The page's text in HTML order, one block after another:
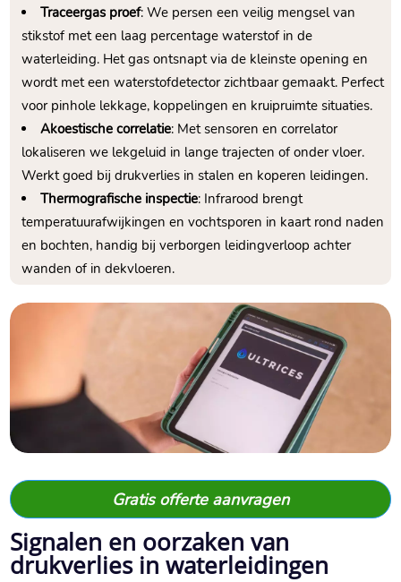
Traceergas proef: We persen een veilig mengsel van
stikstof met een laag percentage waterstof in de
waterleiding.​ Het gas ontsnapt via de kleinste opening en
wordt met een waterstofdetector zichtbaar gemaakt.​ Perfect
voor pinhole lekkage, koppelingen en kruipruimte situaties.​
Akoestische correlatie: Met sensoren en correlator
lokaliseren we lekgeluid in lange trajecten of onder vloer.​
Werkt goed bij drukverlies in stalen en koperen leidingen.​
Thermografische inspectie: Infrarood brengt
temperatuurafwijkingen en vochtsporen in kaart rond naden
en bochten, handig bij verborgen leidingverloop achter
wanden of in dekvloeren.​
Gratis offerte aanvragen
Signalen en oorzaken van
drukverlies in waterleidingen